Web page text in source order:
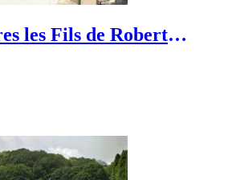
les Fils de Robert